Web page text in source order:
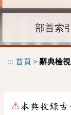
部首索引
::: 首頁 > 辭典檢視
⚠本典收錄古